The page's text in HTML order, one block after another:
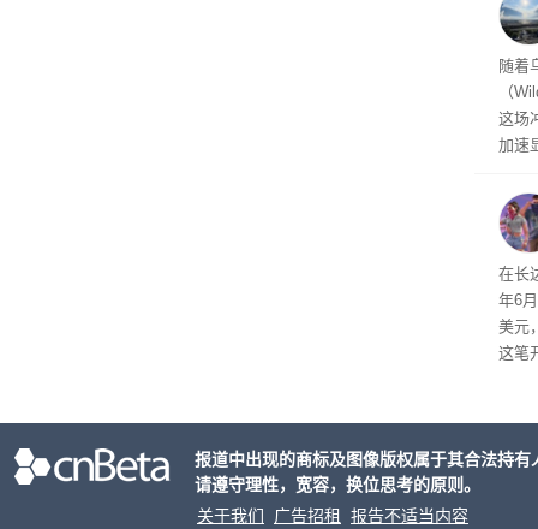
经
随着
（
这场
加速
物
毁，
评
米，
上。
依
在长
年6
美元
这笔
事线
报道中出现的商标及图像版权属于其合法持
请遵守理性，宽容，换位思考的原则。
关于我们
广告招租
报告不适当内容